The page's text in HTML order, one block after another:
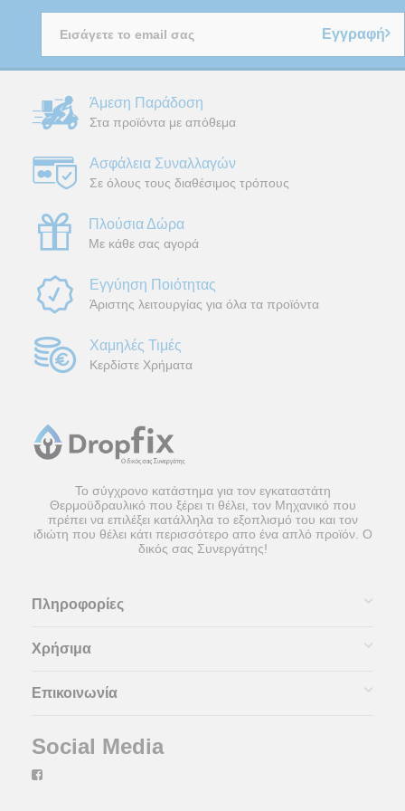
Εγγραφή
Άμεση Παράδοση
Στα προϊόντα με απόθεμα
Ασφάλεια Συναλλαγών
Σε όλους τους διαθέσιμος τρόπους
Πλούσια Δώρα
Με κάθε σας αγορά
Εγγύηση Ποιότητας
Άριστης λειτουργίας για όλα τα προϊόντα
Χαμηλές Τιμές
Κερδίστε Χρήματα
Το σύγχρονο κατάστημα για τον εγκαταστάτη
Θερμοϋδραυλικό που ξέρει τι θέλει, τον Μηχανικό που
πρέπει να επιλέξει κατάλληλα το εξοπλισμό του και τον
ιδιώτη που θέλει κάτι περισσότερο απο ένα απλό προϊόν. Ο
δικός σας Συνεργάτης!
Πληροφορίες
Χρήσιμα
Επικοινωνία
Social Media